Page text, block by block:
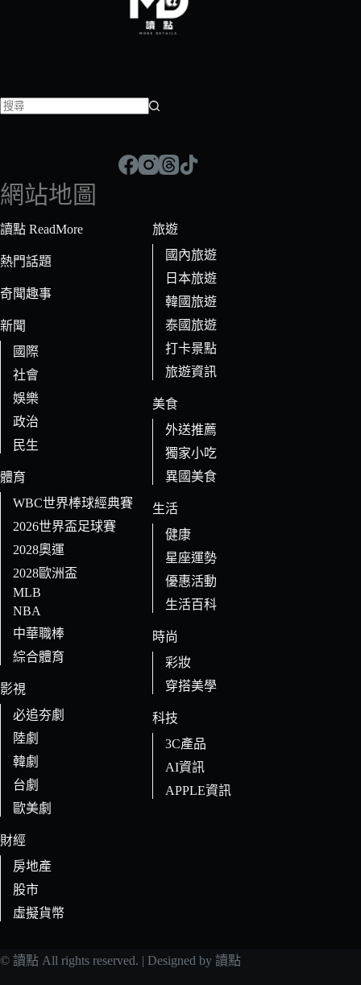
符
合
條
的
果
網站地圖
讀點 ReadMore
熱門話題
奇聞趣事
新聞
國際
社會
娛樂
政治
民生
體育
WBC世界棒球經典賽
2026世界盃足球賽
2028奧運
2028歐洲盃
MLB
NBA
中華職棒
綜合體育
影視
必追夯劇
陸劇
韓劇
台劇
歐美劇
財經
房地產
股市
虛擬貨幣
旅遊
國內旅遊
日本旅遊
韓國旅遊
泰國旅遊
打卡景點
旅遊資訊
美食
外送推薦
獨家小吃
異國美食
生活
健康
星座運勢
優惠活動
生活百科
時尚
彩妝
穿搭美學
科技
3C產品
AI資訊
APPLE資訊
© 讀點 All rights reserved. | Designed by 讀點